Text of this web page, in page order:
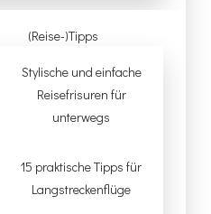
(Reise-)Tipps
Stylische und einfache
Reisefrisuren für
unterwegs
15 praktische Tipps für
Langstreckenflüge